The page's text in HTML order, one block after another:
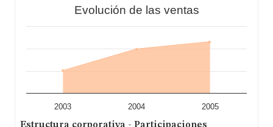
Evolución de las ventas
2003 2004 2005